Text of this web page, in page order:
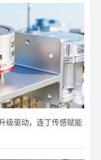
级驱动，连丁传感赋能